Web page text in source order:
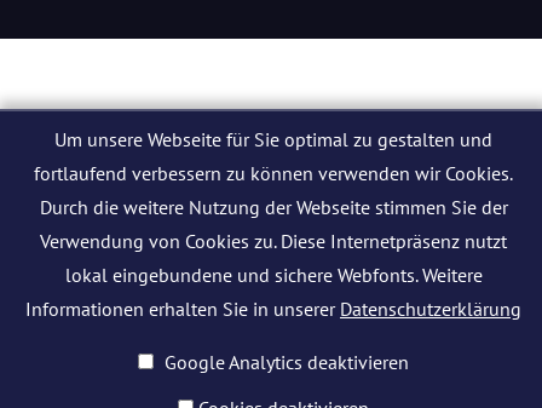
Um unsere Webseite für Sie optimal zu gestalten und
fortlaufend verbessern zu können verwenden wir Cookies.
Durch die weitere Nutzung der Webseite stimmen Sie der
Verwendung von Cookies zu. Diese Internetpräsenz nutzt
lokal eingebundene und sichere Webfonts. Weitere
Informationen erhalten Sie in unserer Datenschutzerklärung
Google Analytics deaktivieren